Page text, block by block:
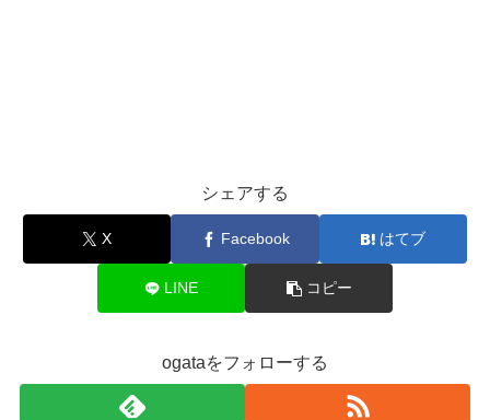
シェアする
X Facebook はてブ
LINE コピー
ogataをフォローする